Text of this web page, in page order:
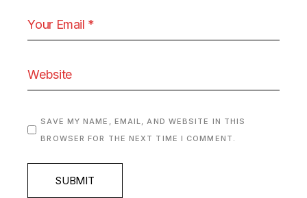
SAVE MY NAME, EMAIL, AND WEBSITE IN THIS
BROWSER FOR THE NEXT TIME I COMMENT.
SUBMIT